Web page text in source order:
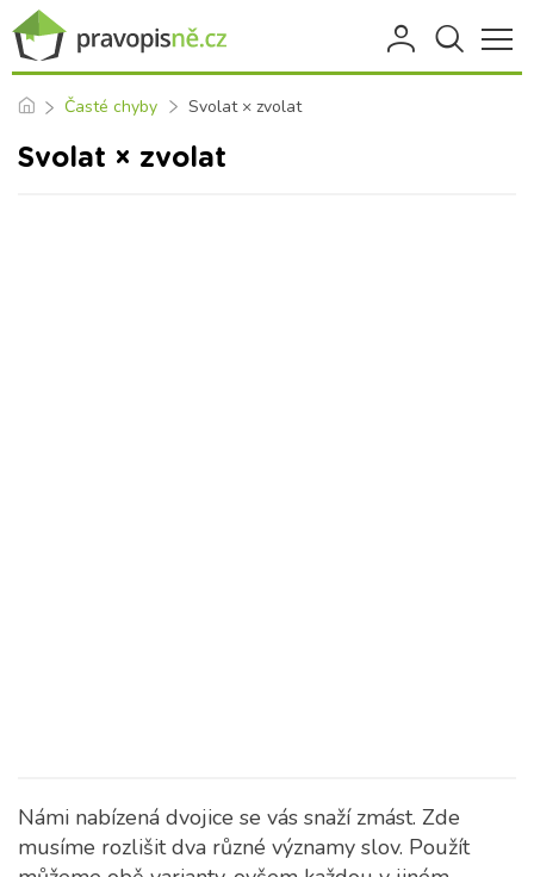
Časté chyby Svolat × zvolat
Svolat × zvolat
Námi nabízená dvojice se vás snaží zmást. Zde
musíme rozlišit dva různé významy slov. Použít